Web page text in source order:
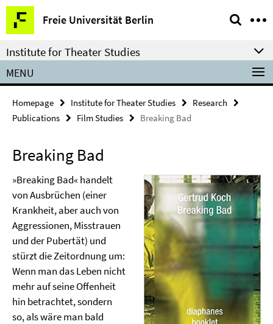
Springe
direkt
zu
Inhalt
Freie Universität Berlin
Service
Navigation
Institute for Theater Studies
MENU
Homepage Institute for Theater Studies
Research
Publications
Film Studies Breaking Bad
Breaking Bad
»Breaking Bad« handelt
von Ausbrüchen (einer
Krankheit, aber auch von
Aggressionen, Misstrauen
und der Pubertät) und
stürzt die Zeitordnung um:
Wenn man das Leben nicht
mehr auf seine Offenheit
hin betrachtet, sondern
so, als wäre man bald